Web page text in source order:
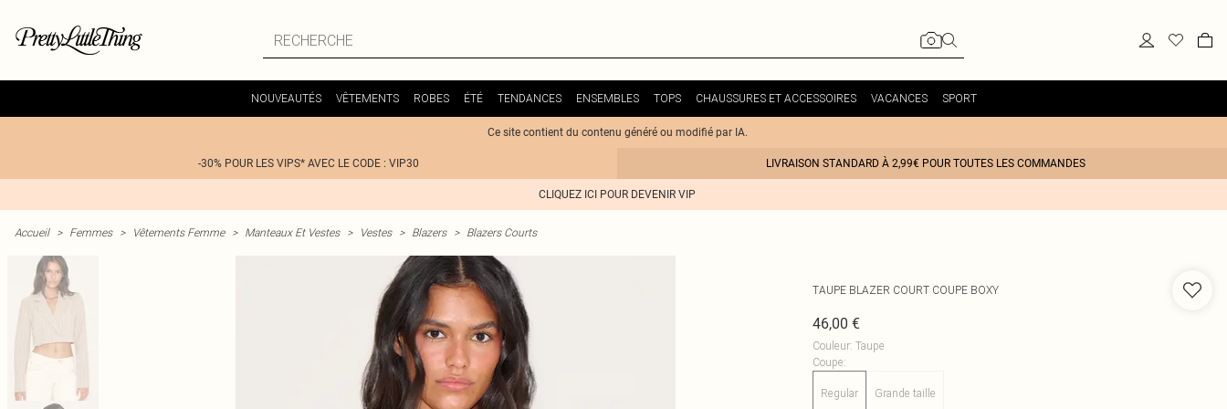
NOUVEAUTÉS VÊTEMENTS ROBES ÉTÉ TENDANCES ENSEMBLES TOPS CHAUSSURES ET ACCESSOIRES VACANCES SPORT
Ce site contient du contenu généré ou modifié par IA.
-30% POUR LES VIPS* AVEC LE CODE : VIP30 LIVRAISON STANDARD À 2,99€ POUR TOUTES LES COMMANDES
CLIQUEZ ICI POUR DEVENIR VIP
Accueil > Femmes > Vêtements Femme > Manteaux Et Vestes > Vestes > Blazers > Blazers Courts
TAUPE BLAZER COURT COUPE BOXY
46,00 €
Couleur: Taupe
Coupe:
Regular Grande taille